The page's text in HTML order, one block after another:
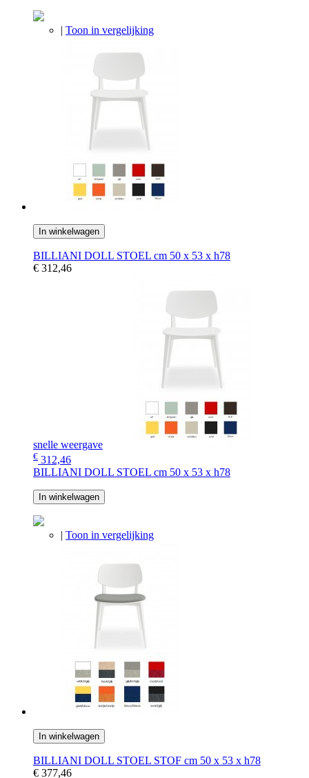
| Toon in vergelijking
In winkelwagen
BILLIANI DOLL STOEL cm 50 x 53 x h78
€ 312,46
snelle weergave
€ 312,46
BILLIANI DOLL STOEL cm 50 x 53 x h78
In winkelwagen
| Toon in vergelijking
In winkelwagen
BILLIANI DOLL STOEL STOF cm 50 x 53 x h78
€ 377,46